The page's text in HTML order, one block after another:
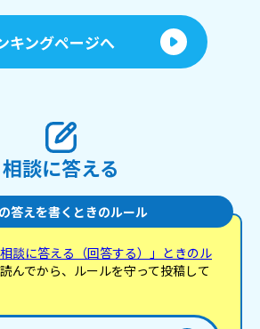
キングページへ
相談に答える
答えを書くときのルール
相談に答える（回答する）」ときのル
んでから、ルールを守って投稿して